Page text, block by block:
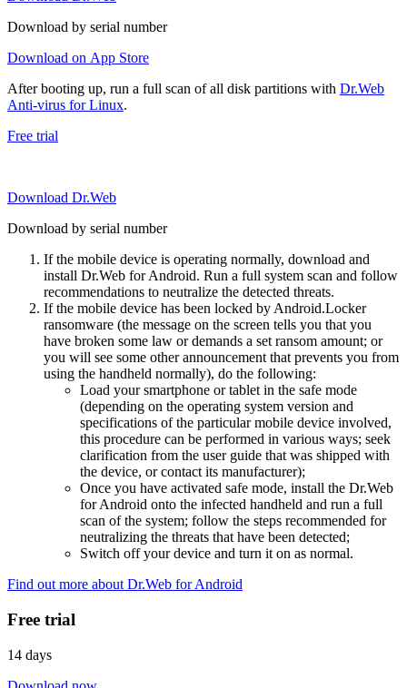
Download by serial number
Download on App Store
After booting up, run a full scan of all disk partitions with Dr.Web
Anti-virus for Linux.
Free trial
Download Dr.Web
Download by serial number
If the mobile device is operating normally, download and
install Dr.Web for Android. Run a full system scan and follow
recommendations to neutralize the detected threats.
If the mobile device has been locked by Android.Locker
ransomware (the message on the screen tells you that you
have broken some law or demands a set ransom amount; or
you will see some other announcement that prevents you from
using the handheld normally), do the following:
Load your smartphone or tablet in the safe mode
(depending on the operating system version and
specifications of the particular mobile device involved,
this procedure can be performed in various ways; seek
clarification from the user guide that was shipped with
the device, or contact its manufacturer);
Once you have activated safe mode, install the Dr.Web
for Android onto the infected handheld and run a full
scan of the system; follow the steps recommended for
neutralizing the threats that have been detected;
Switch off your device and turn it on as normal.
Find out more about Dr.Web for Android
Free trial
14 days